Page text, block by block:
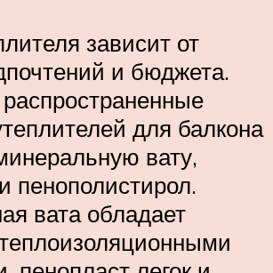
зависит от
и бюджета.
для балкона
вату,
пенополистирол.
вата обладает